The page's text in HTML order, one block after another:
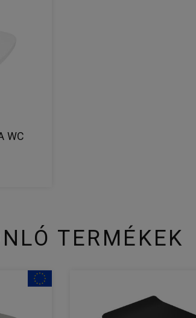
WC
TERMÉKEK